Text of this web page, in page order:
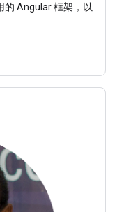
的 Angular 框架，以